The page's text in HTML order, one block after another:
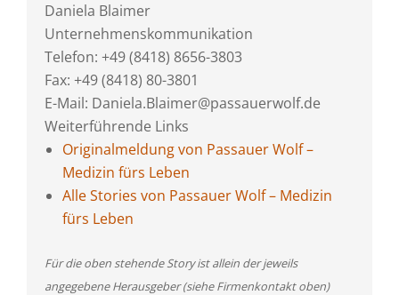
Daniela Blaimer
Unternehmenskommunikation
Telefon: +49 (8418) 8656-3803
Fax: +49 (8418) 80-3801
E-Mail: Daniela.Blaimer@passauerwolf.de
Weiterführende Links
Originalmeldung von Passauer Wolf –
Medizin fürs Leben
Alle Stories von Passauer Wolf – Medizin
fürs Leben
Für die oben stehende Story ist allein der jeweils
angegebene Herausgeber (siehe Firmenkontakt oben)